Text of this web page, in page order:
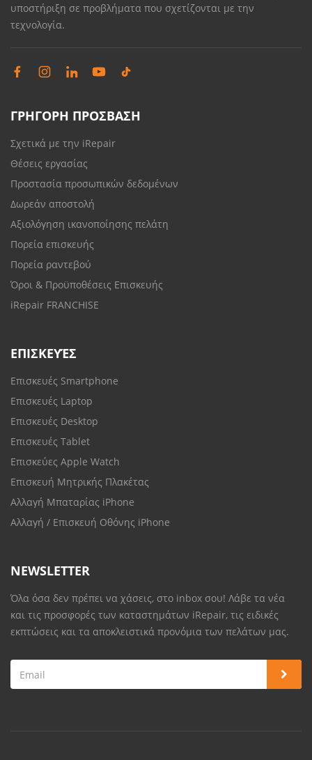
υποστήριξη σε προβλήματα που σχετίζονται με την
τεχνολογία.
ΓΡΗΓΟΡΗ ΠΡΟΣΒΑΣΗ
Σχετικά με την iRepair
Θέσεις εργασίας
Προστασία προσωπικών δεδομένων
Δωρεάν αποστολή
Αξιολόγηση ικανοποίησης πελάτη
Πορεία επισκευής
Πορεία ραντεβού
Όροι & Προϋποθέσεις Επισκευής
iRepair FRANCHISE
ΕΠΙΣΚΕΥΈΣ
Επισκευές Smartphone
Επισκευές Laptop
Επισκευές Desktop
Επισκευές Tablet
Επισκεύες Apple Watch
Επισκευή Μητρικής Πλακέτας
Αλλαγή Μπαταρίας iPhone
Αλλαγή / Επισκευή Οθόνης iPhone
NEWSLETTER
Όλα όσα δεν πρέπει να χάσεις, στο inbox σου! Λάβε τα νέα
και τις προσφορές των καταστημάτων iRepair, τις ειδικές
εκπτώσεις και τα αποκλειστικά προνόμια των πελάτων μας.